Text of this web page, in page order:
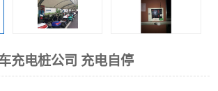
充电桩公司 充电自停